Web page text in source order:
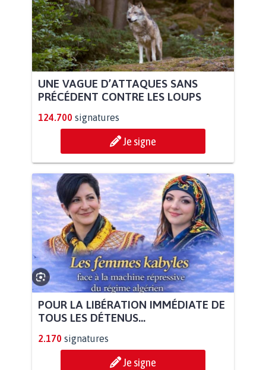
UNE VAGUE D’ATTAQUES SANS
PRÉCÉDENT CONTRE LES LOUPS
124.700 signatures
Je signe
POUR LA LIBÉRATION IMMÉDIATE DE
TOUS LES DÉTENUS...
2.170 signatures
Je signe